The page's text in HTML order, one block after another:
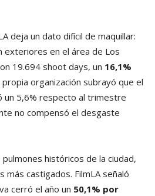
deja un dato difícil de maquillar:
exteriores en el área de Los
19.694 shoot days, un 16,1%
organización subrayó que el
5,6% respecto al trimestre
no compensó el desgaste
históricos de la ciudad,
más castigados. FilmLA señaló
cerró el año un 50,1% por